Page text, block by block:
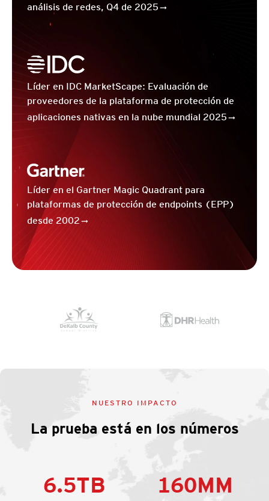
análisis de redes, Q4 de 2025
Líder en IDC MarketScape: Evaluación de
proveedores de la plataforma de protección de
aplicaciones nativas en la nube mundial 2025
Líder en el Gartner Magic Quadrant para
plataformas de protección de endpoints (EPP)
desde 2002
NUESTRO IMPACTO
La prueba está en los números
6.5TB 160MM